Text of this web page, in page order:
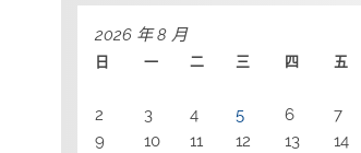
2026 年 8 月
日 一 二 三 四 五
2
3 4 5 6 7
9
10 11 12 13 14